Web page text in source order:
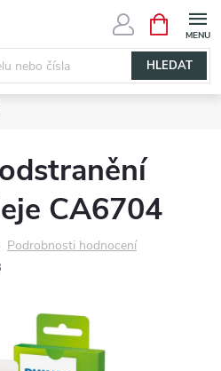
HLEDAT
NÁKUPNÍ
KOŠÍK
CA6704
Podrobnosti hodnocení